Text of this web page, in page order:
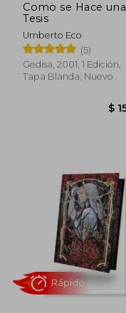
45%
dcto.
Como se Hace una
Tesis
Umberto Eco
(5)
Gedisa, 2001, 1 Edición,
Tapa Blanda, Nuevo
Rápido